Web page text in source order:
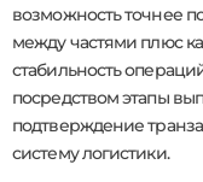
возможность точнее
между частями плюс
стабильность
посредством этапы
подтверждение
систему логистики.